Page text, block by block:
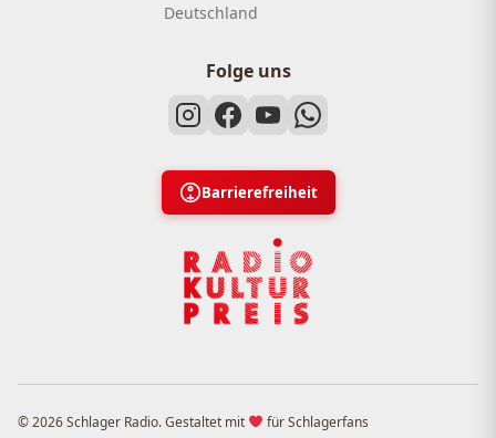
Deutschland
Folge uns
Barrierefreiheit
© 2026 Schlager Radio. Gestaltet mit für Schlagerfans